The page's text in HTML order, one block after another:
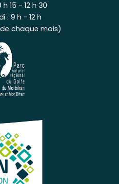
h 15 - 12 h 30
: 9 h - 12 h
chaque mois)